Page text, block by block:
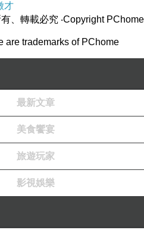
采柔軟彈性
才
有、轉載必究 ‧Copyright PChome
are trademarks of PChome
最新文章
美食饗宴
旅遊玩家
影視娛樂